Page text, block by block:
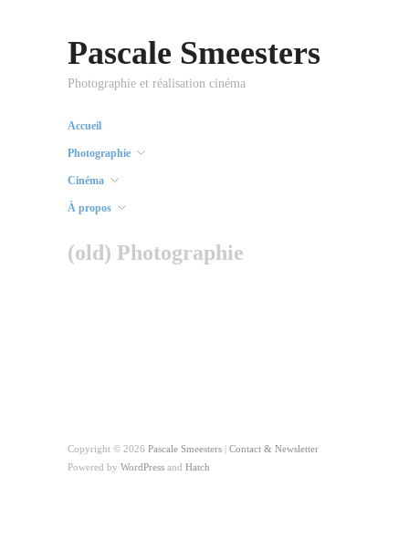
Pascale Smeesters
Photographie et réalisation cinéma
Accueil
Photographie
Cinéma
À propos
(old) Photographie
Copyright © 2026 Pascale Smeesters | Contact & Newsletter
Powered by WordPress and Hatch